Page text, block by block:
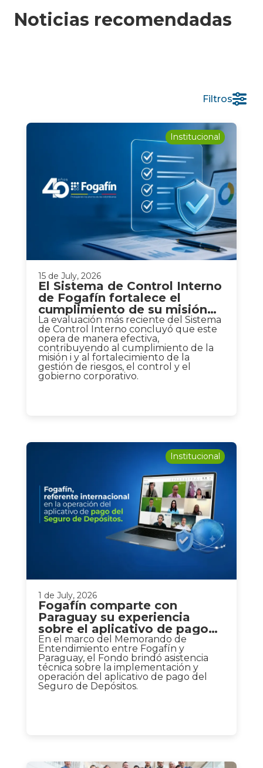
Noticias recomendadas
Filtros
Institucional
15 de July, 2026
El Sistema de Control Interno
de Fogafín fortalece el
cumplimiento de su misión
institucional
La evaluación más reciente del Sistema
de Control Interno concluyó que este
opera de manera efectiva,
contribuyendo al cumplimiento de la
misión i y al fortalecimiento de la
gestión de riesgos, el control y el
gobierno corporativo.
Institucional
1 de July, 2026
Fogafín comparte con
Paraguay su experiencia
sobre el aplicativo de pago
del Seguro de Depósitos
En el marco del Memorando de
Entendimiento entre Fogafín y
Paraguay, el Fondo brindó asistencia
técnica sobre la implementación y
operación del aplicativo de pago del
Seguro de Depósitos.